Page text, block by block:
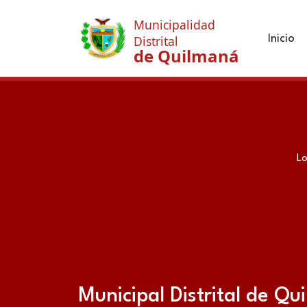
Municipalidad
Distrital
de Quilmaná
Inicio
Municipal Distrital de